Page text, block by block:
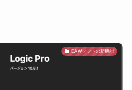
DAWソフトの新機能